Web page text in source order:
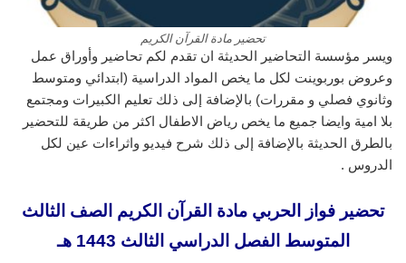
تحضير مادة القرآن الكريم
ويسر مؤسسة التحاضير الحديثة ان تقدم لكم تحاضير وأوراق عمل
وعروض بوربوينت لكل ما يخص المواد الدراسية (ابتدائي ومتوسط
وثانوي فصلي و مقررات) بالإضافة إلى ذلك تعليم الكبيرات ومجتمع
بلا امية وايضا جميع ما يخص رياض الاطفال اكثر من طريقة للتحضير
بالطرق الحديثة بالإضافة إلى ذلك شرح فيديو واثراءات عين لكل
الدروس .
تحضير فواز الحربي مادة القرآن الكريم الصف الثالث
المتوسط الفصل الدراسي الثالث 1443 هـ